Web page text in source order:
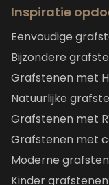
Inspiratie
Eenvoudige
Bijzondere
Grafstenen met
Natuurlijke
Grafstenen met
Grafstenen met
Moderne
Kinder grafstenen